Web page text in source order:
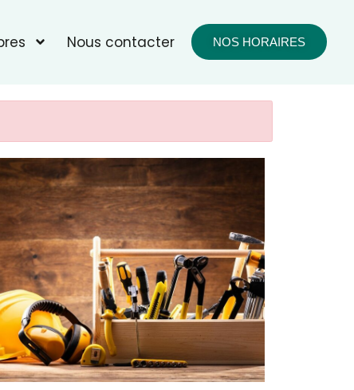
Nous contacter NOS HORAIRES
365 Outlook Live